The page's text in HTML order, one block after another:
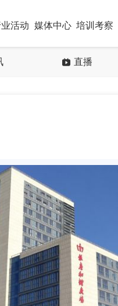
活动 媒体中心 培训考察
直播